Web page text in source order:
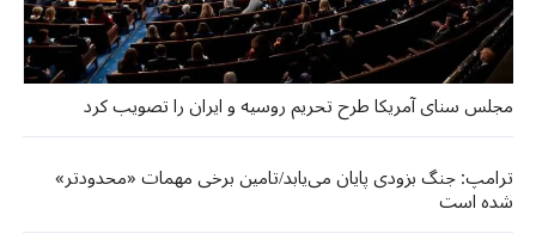
مجلس سنای آمریکا طرح تحریم روسیه و ایران را تصویب کرد
ترامپ: جنگ بزودی پایان می‌یابد/تامین برخی مهمات «محدودتر»
شده است